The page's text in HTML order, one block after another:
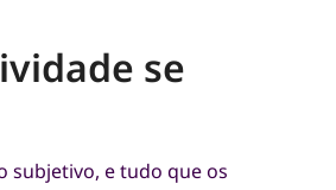
se
subjetivo, e tudo que os